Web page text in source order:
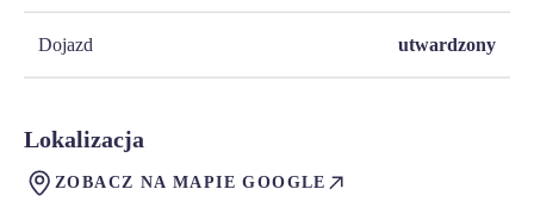
Dojazd utwardzony
Lokalizacja
ZOBACZ NA MAPIE GOOGLE